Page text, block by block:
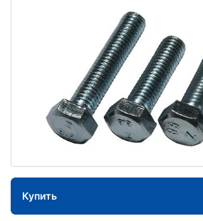
Купить